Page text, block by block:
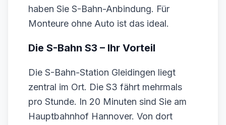
haben Sie S-Bahn-Anbindung. Für
Monteure ohne Auto ist das ideal.
Die S-Bahn S3 – Ihr Vorteil
Die S-Bahn-Station Gleidingen liegt
zentral im Ort. Die S3 fährt mehrmals
pro Stunde. In 20 Minuten sind Sie am
Hauptbahnhof Hannover. Von dort